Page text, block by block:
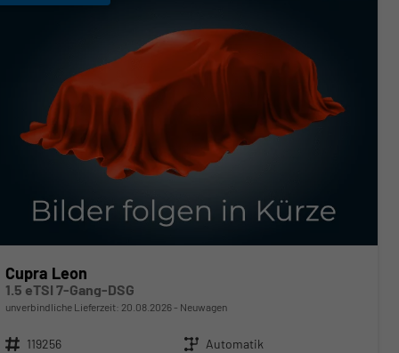
Cupra Leon
1.5 eTSI 7-Gang-DSG
unverbindliche Lieferzeit: 20.08.2026 Neuwagen
Fahrzeugnr. 119256 Getriebe Automatik